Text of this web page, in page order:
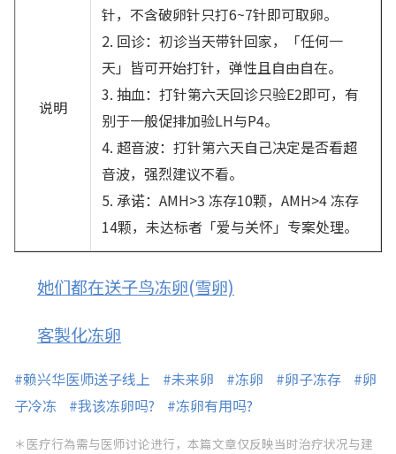
说明
针，不含破卵针只打6~7针即可取卵。
2. 回诊：初诊当天带针回家，「任何一
天」皆可开始打针，弹性且自由自在。
3. 抽血：打针第六天回诊只验E2即可，有
别于一般促排加验LH与P4。
4. 超音波：打针第六天自己决定是否看超
音波，强烈建议不看。
5. 承诺：AMH>3 冻存10颗，AMH>4 冻存
14颗，未达标者「爱与关怀」专案处理。
她们都在送子鸟冻卵(雪卵)
客製化冻卵
#赖兴华医师送子线上 #未来卵 #冻卵 #卵子冻存
#卵
子冷冻
#我该冻卵吗? #冻卵有用吗?
＊医疗行為需与医师讨论进行，本篇文章仅反映当时治疗状况与建